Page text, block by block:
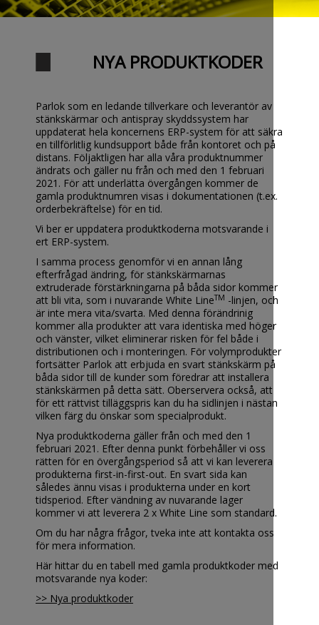
NYA PRODUKTKODER
Parlok som en ledande tillverkare och leverantör av
stänkskärmar och antispray skyddssystem har
uppdaterat hela koncernens ERP-system för att säkra
en tillförlitlig kundsupport både från kontoret och på
distans. Följaktligen har alla våra produktnummer
ändrats och gäller nu från och med den 1 februari
2021. För att underlätta övergången kommer de
gamla produktnumren visas i dokumentationen (t.ex.
orderbekräftelse) för en tid.
Vi ber er uppdatera produktkoderna motsvarande i
ert ERP-system.
I samma process genomför vi en annan lång
efterfrågad ändring, för stänkskärmarnas
extruderade förstärkningarna på båda sidor kommer
att bli vita, som i nuvarande White LineTM -linjen, och
är inte mera vita/svarta. Med denna förändrinig
kommer alla produkter att vara identiska med höger
och vänster, vilket eliminerar risken för fel både i
distributionen och i monteringen. För volymprodukter
fortsätter Parlok att erbjuda en svart stänkskärm på
båda sidor till de kunder som föredrar att installera
stänkskärmen på detta sätt. Oberservera också, att
för ett rättvist tilläggspris kan du ha sidlinjen i nästan
vilken färg du önskar som specialprodukt.
Nya produktkoderna gäller från och med den 1
februari 2021. Efter denna punkt förbehåller vi oss
rätten för en övergångsperiod så att vi kan leverera
produkterna first-in-first-out. En svart sida kan
således ännu visas i produkterna under en kort
tidsperiod. Efter vändning av nuvarande lager
kommer vi att leverera 2 x White Line som standard.
Om du har några frågor, tveka inte att kontakta oss
för mera information.
Här hittar du en tabell med gamla produktkoder med
motsvarande nya koder:
>> Nya produktkoder